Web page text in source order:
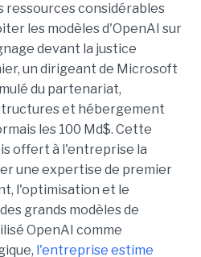
ressources considérables
les modèles d'OpenAI sur
devant la justice
un dirigeant de Microsoft
du partenariat,
et hébergement
les 100 Md$. Cette
offert à l'entreprise la
une expertise de premier
l'optimisation et le
grands modèles de
OpenAI comme
l'entreprise estime